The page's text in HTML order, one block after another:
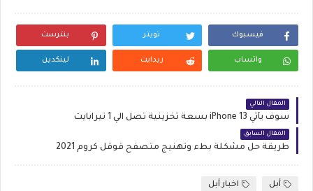
فيسبوك تويتر بنترست
واتساب ريدايت لينكدين
المقال التالي
سوف يأتي iPhone 13 بسعة تخزينية تصل الي 1 تيرابايت
المقال السابق
طريقة حل مشكلة بطء وتهنيج متصفح قوقل كروم 2021
أبل اخبار أبل